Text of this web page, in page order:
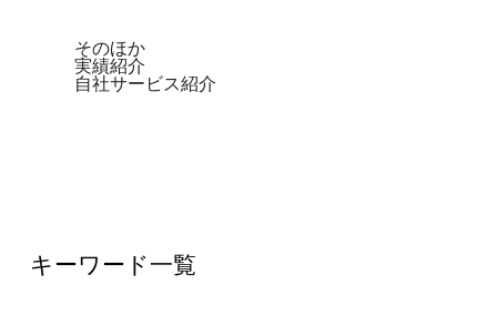
そのほか
実績紹介
自社サービス紹介
キーワード一覧